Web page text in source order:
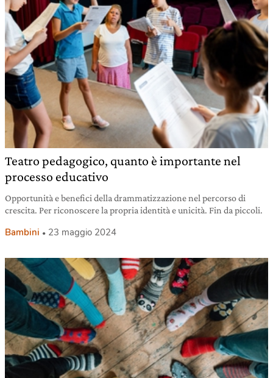
Teatro pedagogico, quanto è importante nel
processo educativo
Opportunità e benefici della drammatizzazione nel percorso di
crescita. Per riconoscere la propria identità e unicità. Fin da piccoli.
Bambini 23 maggio 2024